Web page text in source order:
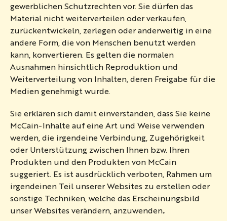
gewerblichen Schutzrechten vor. Sie dürfen das
Material nicht weiterverteilen oder verkaufen,
zurückentwickeln, zerlegen oder anderweitig in eine
andere Form, die von Menschen benutzt werden
kann, konvertieren. Es gelten die normalen
Ausnahmen hinsichtlich Reproduktion und
Weiterverteilung von Inhalten, deren Freigabe für die
Medien genehmigt wurde.
Sie erklären sich damit einverstanden, dass Sie keine
McCain-Inhalte auf eine Art und Weise verwenden
werden, die irgendeine Verbindung, Zugehörigkeit
oder Unterstützung zwischen Ihnen bzw. Ihren
Produkten und den Produkten von McCain
suggeriert. Es ist ausdrücklich verboten, Rahmen um
irgendeinen Teil unserer Websites zu erstellen oder
sonstige Techniken, welche das Erscheinungsbild
unser Websites verändern, anzuwenden.